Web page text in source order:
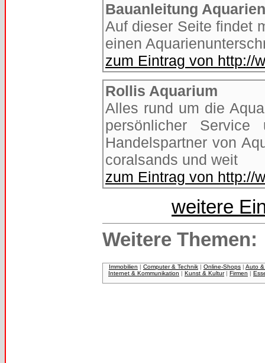
Bauanleitung
Auf dieser Seite findet
einen
zum Eintrag von http://
Rollis Aquarium
Alles rund um die
persönlicher
Handelspartner von
coralsands und weit
zum Eintrag von http://
weitere
Weitere Themen:
Immobilien | Computer & Technik | Online-Shops | Auto &
Internet & Kommunikation | Kunst & Kultur| Firmen |